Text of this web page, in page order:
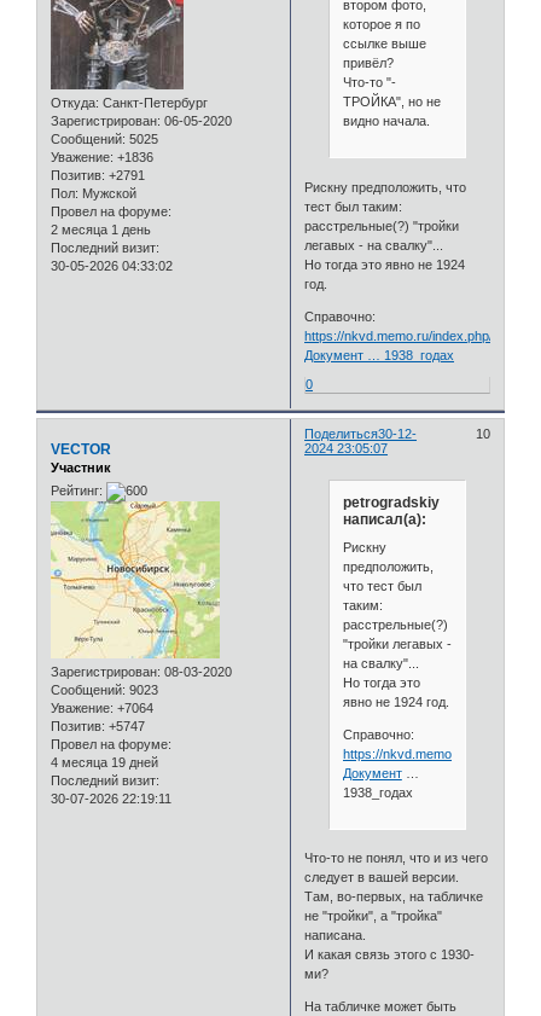
Откуда: Санкт-Петербург
Зарегистрирован: 06-05-2020
Сообщений: 5025
Уважение: +1836
Позитив: +2791
Пол: Мужской
Провел на форуме:
2 месяца 1 день
Последний визит:
30-05-2026 04:33:02
втором фото,
которое я по
ссылке выше
привёл?
Что-то "-
ТРОЙКА", но не
видно начала.
Рискну предположить, что
тест был таким:
расстрельные(?) "тройки
легавых - на свалку"...
Но тогда это явно не 1924
год.
Справочно:
https://nkvd.memo.ru/index.php/
Документ … 1938_годах
0
Поделиться 10
30-12-
2024 23:05:07
VECTOR
Участник
Рейтинг:
Зарегистрирован: 08-03-2020
Сообщений: 9023
Уважение: +7064
Позитив: +5747
Провел на форуме:
4 месяца 19 дней
Последний визит:
30-07-2026 22:19:11
petrogradskiy
написал(а):
Рискну
предположить,
что тест был
таким:
расстрельные(?)
"тройки легавых -
на свалку"...
Но тогда это
явно не 1924 год.
Справочно:
https://nkvd.memo.ru/index.php/
Документ…
1938_годах
Что-то не понял, что и из чего
следует в вашей версии.
Там, во-первых, на табличке
не "тройки", а "тройка"
написана.
И какая связь этого с 1930-
ми?
На табличке может быть